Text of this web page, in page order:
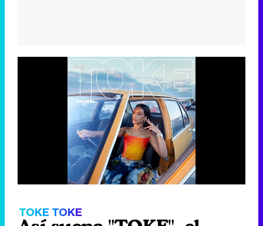
TOKE TOKE
Así suena "TOKE", el
segundo single de
Chanel, en este nuevo
avance
La sucesora de "SloMo" ha sido elegida como
el himno de la Selección Española para el
8.077